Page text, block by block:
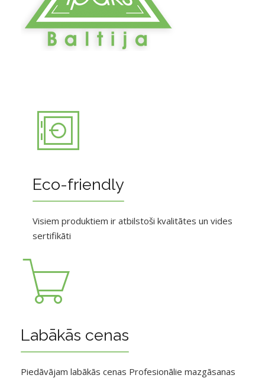
Eco-friendly
Visiem produktiem ir atbilstoši kvalitātes un vides
sertifikāti
Labākās cenas
Piedāvājam labākās cenas Profesionālie mazgāsanas